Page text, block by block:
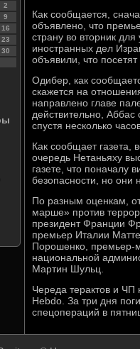
2
9
16
23
30
Как сообщается,
объявлено, что
страну во вторник
иностранных дел
объявили, что
Одибер, как
скажется на
направлено главе
действительно,
спустя несколько
Как сообщает
очередь Нетаньяху
газете, что поначалу
безопасности, но они
По разным оценкам,
марше» против
президент Франции
премьер Италии
Порошенко, премьер-
национальной
Мартин Шульц.
Череда терактов и
Hebdo. За три дня
спецопераций в